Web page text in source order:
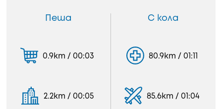
Пеша
0.9km / 00:03
2.2km / 00:05
С кола
80.9km / 01:11
85.6km / 01:04